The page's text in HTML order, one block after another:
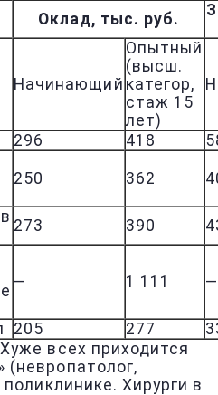
Оклад, тыс. руб.
Начинающий
Опытный
(высш.
категор,
стаж 15
лет)
296 418
250 362
273 390
— 1 111 —
205 277
всех приходится
(невропатолог,
Хирурги в